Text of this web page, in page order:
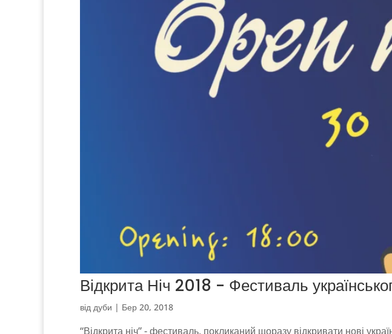
Відкрита Ніч 2018 - Фестиваль
від дуби | Бер 20, 2018
“Відкрита ніч” - фестиваль, покликаний щоразу відкривати нові